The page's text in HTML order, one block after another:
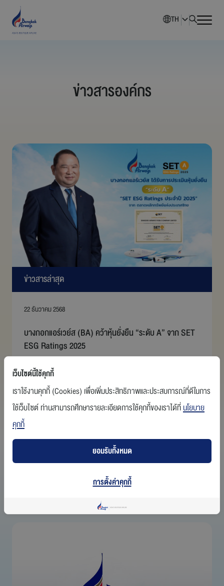
การพัฒนาอย่างยั่งยืน
การกำกับดูแลกิจการ
ข่าวสารองค์กร
ร่วมงานกับเรา
ติดต่อเรา
สายการบินบางกอกแอร์เวย์ส
TH
ข่าวสารองค์กร
ข่าวสารล่าสุด
22 ธันวาคม 2568
บางกอกแอร์เวย์ส (BA) คว้าหุ้นยั่งยืน “ระดับ A” จาก SET
ESG Ratings 2025
อ่านเพิ่มเติม
ค้นหา:
เว็บไซต์นี้ใช้คุกกี้
เราใช้งานคุกกี้ (Cookies) เพื่อเพิ่มประสิทธิภาพและประสบการณ์ที่ดีในการ
ใช้เว็บไซต์ ท่านสามารถศึกษารายละเอียดการใช้คุกกี้ของเราได้ที่นโยบาย
คุกกี้
ยอมรับทั้งหมด
การตั้งค่าคุกกี้